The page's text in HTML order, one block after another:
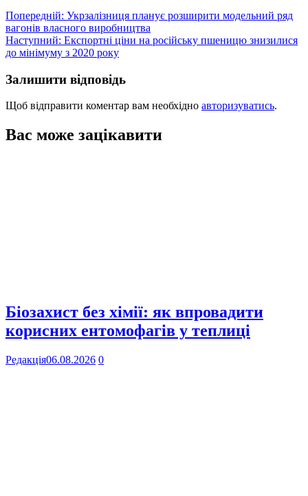
Навігація
записів
Попередній: Укрзалізниця планує розширити модельний ряд
вагонів власного виробництва
Наступний: Експортні ціни на російську пшеницю знизилися
до мінімуму з 2020 року
Залишити відповідь
Щоб відправити коментар вам необхідно авторизуватись.
Вас може зацікавити
Біозахист без хімії: як впровадити
корисних ентомофагів у теплиці
Редакція06.08.2026 0